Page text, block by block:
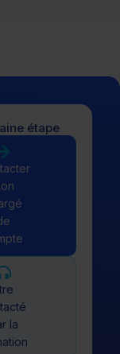
étape
la